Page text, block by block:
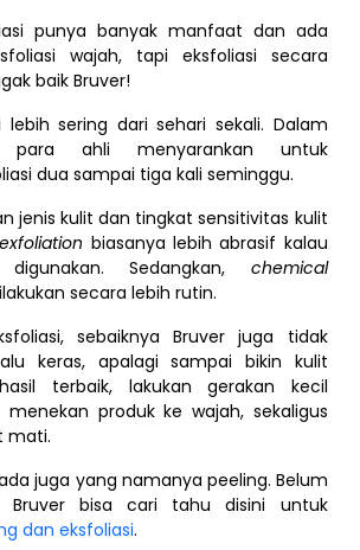
punya banyak manfaat dan ada
wajah, tapi eksfoliasi secara
baik Bruver!
lebih sering dari sehari sekali. Dalam
para ahli menyarankan untuk
dua sampai tiga kali seminggu.
jenis kulit dan tingkat sensitivitas kulit
biasanya lebih abrasif kalau
Sedangkan, chemical
secara lebih rutin.
sebaiknya Bruver juga tidak
keras, apalagi sampai bikin kulit
terbaik, lakukan gerakan kecil
produk ke wajah, sekaligus
mati.
juga yang namanya peeling. Belum
Bruver bisa cari tahu disini untuk
dan eksfoliasi.